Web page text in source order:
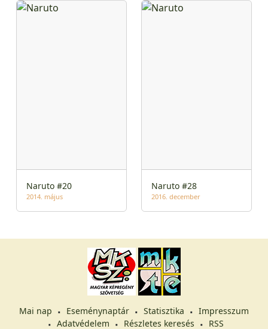
Naruto #20
2014. május
Naruto #28
2016. december
Mai nap Eseménynaptár Statisztika
Impresszum
Adatvédelem
Részletes keresés RSS